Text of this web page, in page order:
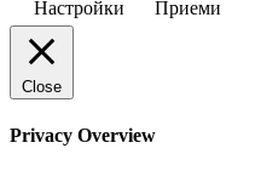
Настройки
Приеми
Close
Privacy Overview